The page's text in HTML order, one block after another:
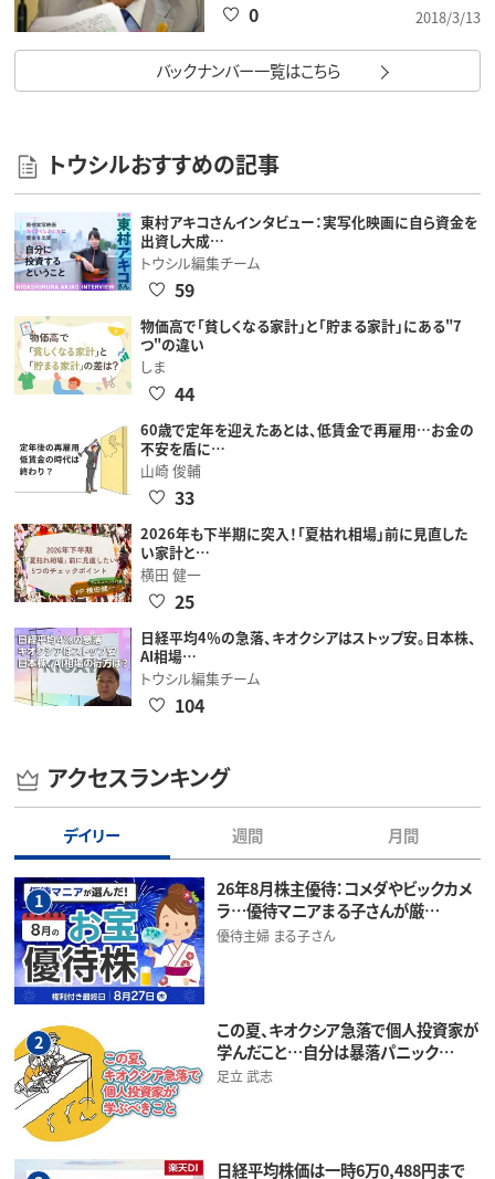
2018/3/13
0
バックナンバー一覧はこちら
トウシルおすすめの記事
東村アキコさんインタビュー：実写化映画に自ら資金を
出資し大成…
トウシル編集チーム
59
物価高で「貧しくなる家計」と「貯まる家計」にある"7
つ"の違い
しま
44
60歳で定年を迎えたあとは、低賃金で再雇用…お金の
不安を盾に…
山崎 俊輔
33
2026年も下半期に突入！「夏枯れ相場」前に見直した
い家計と…
横田 健一
25
日経平均4％の急落、キオクシアはストップ安。日本株、
AI相場…
トウシル編集チーム
104
アクセスランキング
デイリー 週間 月間
1
26年8月株主優待：コメダやビックカメ
ラ…優待マニアまる子さんが厳…
優待主婦 まる子さん
2
この夏、キオクシア急落で個人投資家が
学んだこと…自分は暴落パニック…
足立 武志
日経平均株価は一時6万0,488円まで